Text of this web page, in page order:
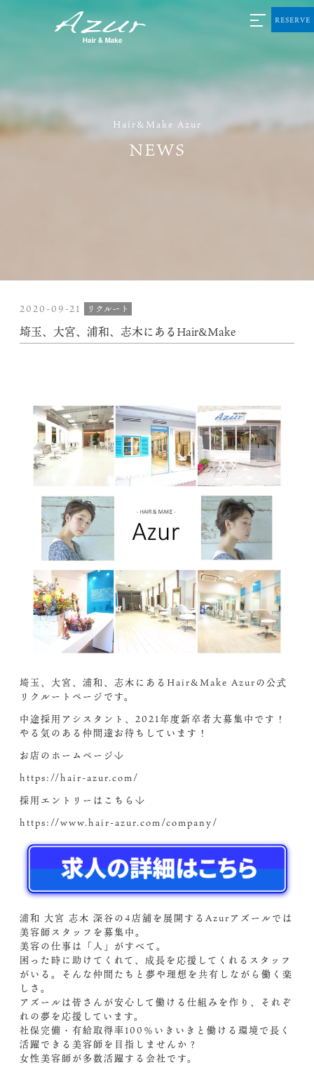
Hair&Make Azur
NEWS
RESERVE
2020-09-21 リクルート
埼玉、大宮、浦和、志木にあるHair&Make
埼玉、大宮、浦和、志木にあるHair&Make Azurの公式
リクルートページです。
中途採用アシスタント、2021年度新卒者大募集中です！
やる気のある仲間達お待ちしています！
お店のホームページ↓
https://hair-azur.com/
採用エントリーはこちら↓
https://www.hair-azur.com/company/
浦和 大宮 志木 深谷の4店舗を展開するAzurアズールでは
美容師スタッフを募集中。
美容の仕事は「人」がすべて。
困った時に助けてくれて、成長を応援してくれるスタッフ
がいる。そんな仲間たちと夢や理想を共有しながら働く楽
しさ。
アズールは皆さんが安心して働ける仕組みを作り、それぞ
れの夢を応援しています。
社保完備・有給取得率100％いきいきと働ける環境で長く
活躍できる美容師を目指しませんか？
女性美容師が多数活躍する会社です。